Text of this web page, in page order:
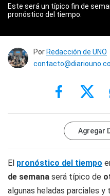
Este será un típico fin de
pronóstico del tiempo.
Por Redacción de UNO
Agregar
El pronóstico del tiempo
de semana será típico de
algunas heladas parciales